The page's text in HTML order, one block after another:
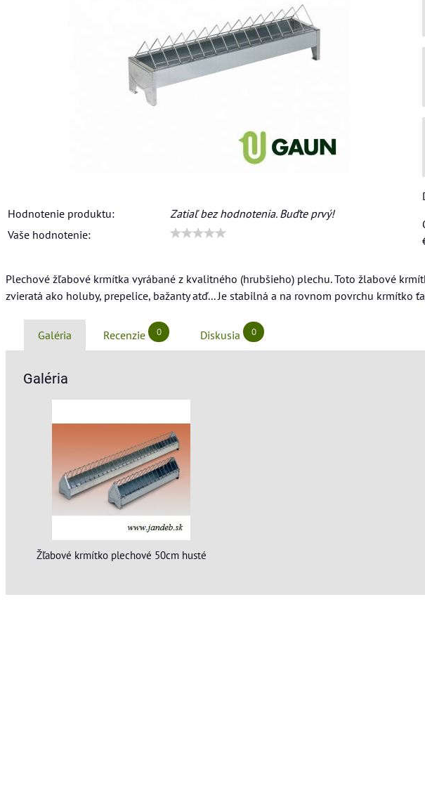
Hodnotenie produktu:
Zatiaľ bez hodnotenia. Buďte prvý!
Vaše hodnotenie:
Plechové žľabové krmítka vyrábané z kvalitného (hrubšieho) plechu. Toto žlabové
zvieratá ako holuby, prepelice, bažanty atď... Je stabilná a na rovnom povrchu krmítko
Galéria Recenzie 0 Diskusia 0
Galéria
Žľabové krmítko plechové 50cm husté